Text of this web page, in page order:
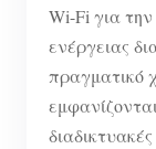
Wi-Fi για
ενέργειας
πραγματικό